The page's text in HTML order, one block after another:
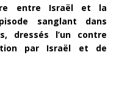
entre Israël et la
sanglant dans
dressés l’un contre
par Israël et de